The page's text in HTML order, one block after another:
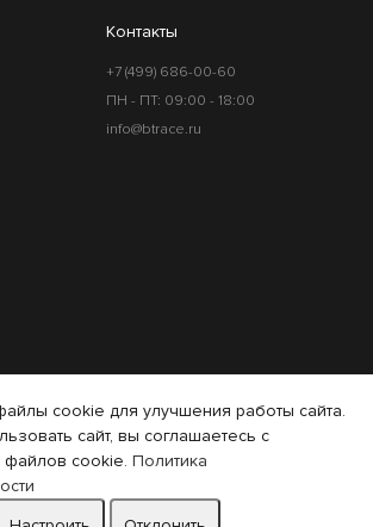
Контакты
+7 (499) 686-00-60
ПН - ПТ: 09:00 - 18:00
info@btrace.ru
cookie для улучшения работы сайта.
сайт, вы соглашаетесь с
файлов cookie. Политика